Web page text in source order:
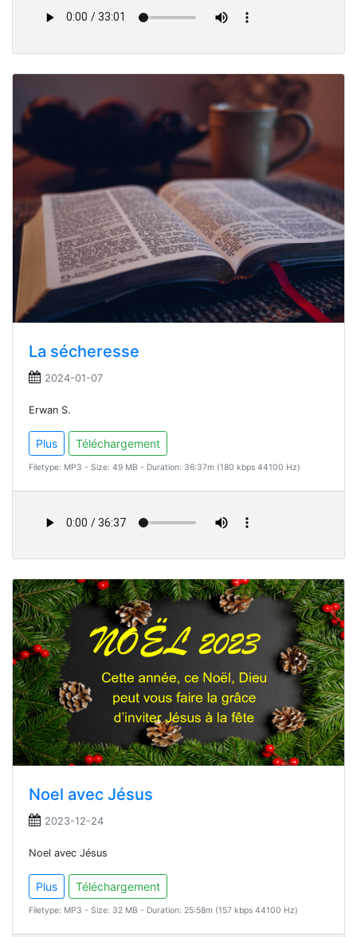
La sécheresse
2024-01-07
Erwan S.
Plus Téléchargement
Filetype: MP3 - Size: 49 MB - Duration: 36:37m (180 kbps 44100 Hz)
Noel avec Jésus
2023-12-24
Noel avec Jésus
Plus Téléchargement
Filetype: MP3 - Size: 32 MB - Duration: 25:58m (157 kbps 44100 Hz)